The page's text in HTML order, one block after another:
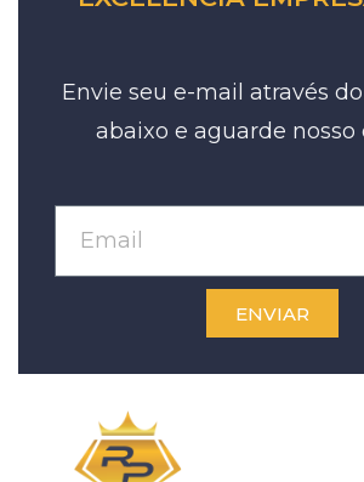
Envie seu e-mail através
abaixo e aguarde nosso
ENVIAR